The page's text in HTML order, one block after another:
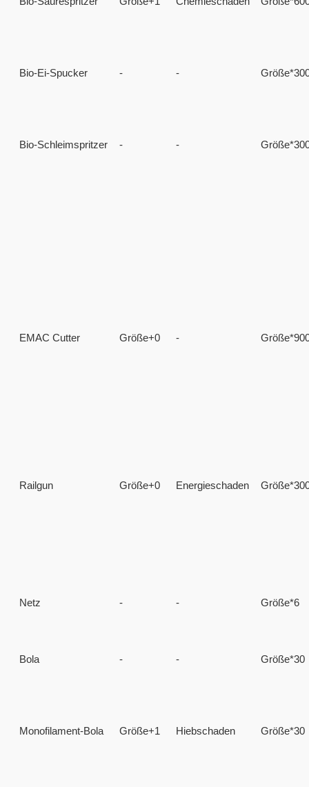
Bio-Ei-Spucker - -
Bio-Schleimspritzer - -
EMAC Cutter Größe+0 -
Railgun Größe+0 Energieschaden
Netz - - Größe*6
Bola - - Größe*30
Monofilament-Bola Größe+1 Hiebschaden Größe*30